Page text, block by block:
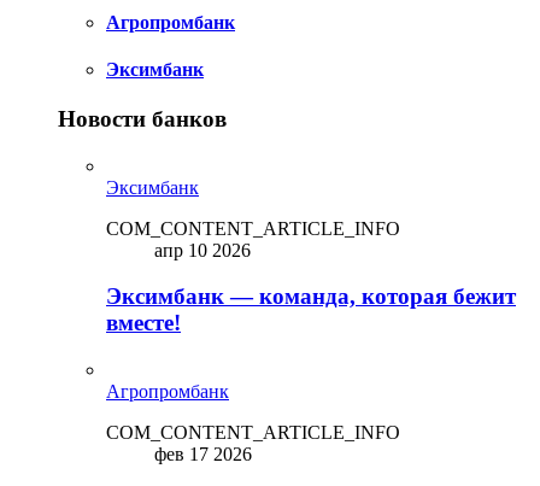
Агропромбанк
Эксимбанк
Новости банков
Эксимбанк
COM_CONTENT_ARTICLE_INFO
апр 10 2026
Эксимбанк — команда, которая бежит
вместе!
Агропромбанк
COM_CONTENT_ARTICLE_INFO
фев 17 2026